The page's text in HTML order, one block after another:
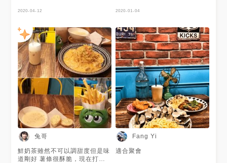
吃完主餐也來了，店長說他們家
也是自己做的，想必不會讓人失
望！ 蛋汁奶油培根麵 上頭的蛋
黃超吸睛，渾圓飽滿看起來就是
在跟你說快戳我，黃色的蛋液緩
緩流下，視覺效果滿分，太誘人
啦~而麵條熟度是我喜歡的那
種，不軟爛有韌度就是剛剛好，
一次完整吸取了蒜香、培根煙燻
香、以及奶香，如果是白醬愛好
者我相信你一定會喜歡這道！！
酥炸魷魚辣炒小魚干麵 這款清
炒帶有台式風味讓我一吃就上
癮，他的口味重又帶辣，而且台
式調味在配上一旁外酥內Q的炸
魷魚竟然會讓我有種吃鹹酥雞的
錯覺，讓我不停一口又接著一口
吃光它 招牌雞翅 雞翅外層炸的
2020-04-12
分享一下😀 店家位置不多 平日
訂位比較好 吃完拍門口照片才
發現有拍到彩虹 超美的🌈 - 🔹
墨西哥奶油雞肉麵$169 🔹季節
蔬菜麵$159 🔸鮮奶茶$90 🔸柳
橙紅茶$70 我們點的是套餐
+49$每人湯品+蒜香起司軟法
飲料皆可折抵50$ 我點的是墨西
哥奶油雞肉麵 是歐義式的招牌
餐點 是主廚推薦 建議第一次來
的人吃 Q彈的麵條吸附濃郁的奶
油醬汁 雞肉吃起來算軟嫩肉質
不會太乾 不過感覺沒有很多如
果多幾塊就更好了😉 搭配配料
三色椒 吃完對我來說剛好 不會
太飽也不會說吃不飽 朋友點的
季節蔬菜麵 可以做成素食 裡面
2020-01-04
兔哥
鮮奶茶雖然不可以調甜度但是味
道剛好 薯條很酥脆，現在打卡
Fang Yi
適合聚會